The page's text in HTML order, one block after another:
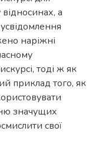
а
наріжні
тоді ж як
приклад того, як
значущих
свої